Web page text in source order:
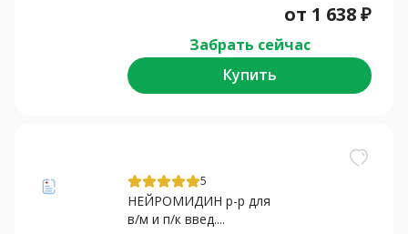
от 1 638₽
Забрать сейчас
Купить
5
НЕЙРОМИДИН р-р для
в/м и п/к введ....